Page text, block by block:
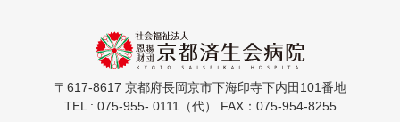
〒617-8617 京都府長岡京市下海印寺下内田101番地
TEL : 075-955- 0111（代） FAX：075-954-8255